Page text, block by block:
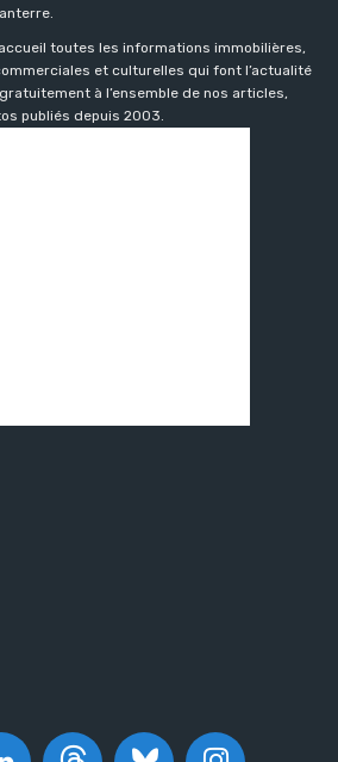
toutes les informations immobilières,
et culturelles qui font l’actualité
à l’ensemble de nos articles,
publiés depuis 2003.